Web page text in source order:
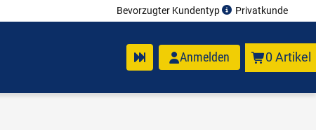
Bevorzugter Kundentyp Privatkunde
Anmelden 0 Artikel